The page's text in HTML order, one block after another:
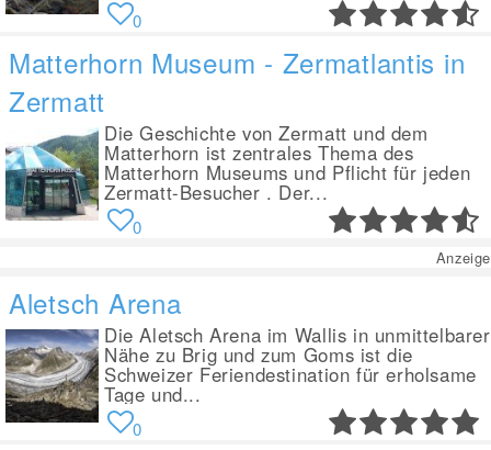
0
Matterhorn Museum - Zermatlantis in
Zermatt
Die Geschichte von Zermatt und dem
Matterhorn ist zentrales Thema des
Matterhorn Museums und Pflicht für jeden
Zermatt-Besucher . Der...
0
Anzeige
Aletsch Arena
Die Aletsch Arena im Wallis in unmittelbarer
Nähe zu Brig und zum Goms ist die
Schweizer Feriendestination für erholsame
Tage und...
0